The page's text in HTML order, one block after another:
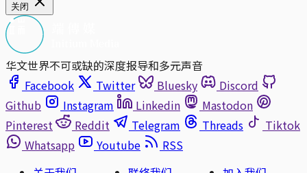
关闭
华文世界不可或缺的深度报导和多元声音
Facebook
Twitter Bluesky
Discord
Github
Instagram Linkedin
Mastodon
Pinterest
Reddit Telegram Threads
Tiktok
Whatsapp
Youtube
RSS